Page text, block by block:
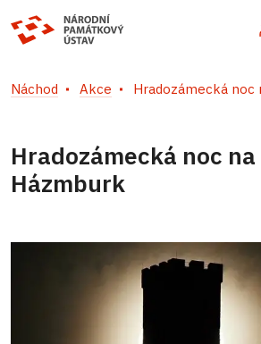
Náchod Akce Hradozámecká noc
Hradozámecká noc
Házmburk